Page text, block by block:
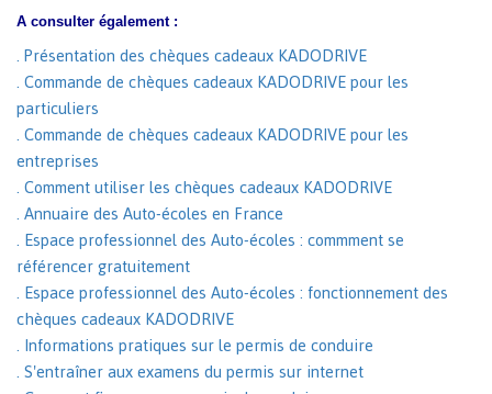
A consulter également :
. Présentation des chèques cadeaux KADODRIVE
. Commande de chèques cadeaux KADODRIVE pour les
particuliers
. Commande de chèques cadeaux KADODRIVE pour les
entreprises
. Comment utiliser les chèques cadeaux KADODRIVE
. Annuaire des Auto-écoles en France
. Espace professionnel des Auto-écoles : commment se
référencer gratuitement
. Espace professionnel des Auto-écoles : fonctionnement des
chèques cadeaux KADODRIVE
. Informations pratiques sur le permis de conduire
. S'entraîner aux examens du permis sur internet